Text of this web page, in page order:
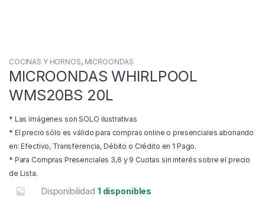
COCINAS Y HORNOS, MICROONDAS
MICROONDAS WHIRLPOOL
WMS20BS 20L
* Las imágenes son SOLO ilustrativas
* El precio sólo es válido para compras online o presenciales abonando
en: Efectivo, Transferencia, Débito o Crédito en 1 Pago.
* Para Compras Presenciales 3,6 y 9 Cuotas sin interés sobre el precio
de Lista.
Disponibilidad 1 disponibles